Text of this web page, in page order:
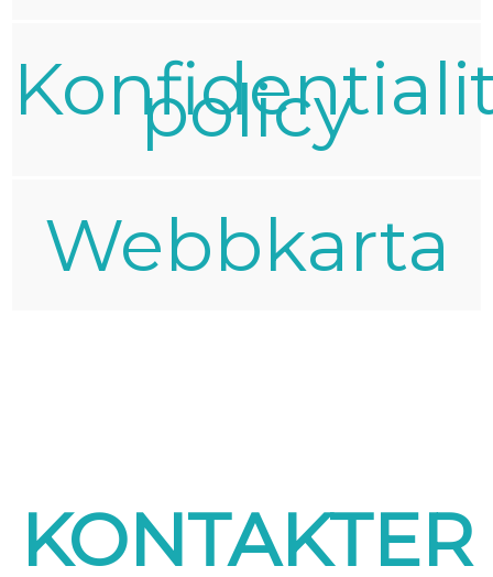
policy
Webbkarta
KONTAKTER